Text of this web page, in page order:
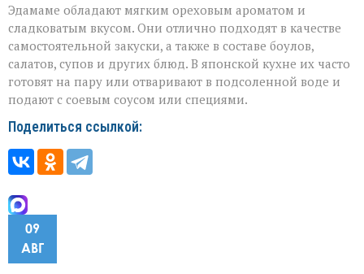
Эдамаме обладают мягким ореховым ароматом и
сладковатым вкусом. Они отлично подходят в качестве
самостоятельной закуски, а также в составе боулов,
салатов, супов и других блюд. В японской кухне их часто
готовят на пару или отваривают в подсоленной воде и
подают с соевым соусом или специями.
Поделиться ссылкой:
09
АВГ